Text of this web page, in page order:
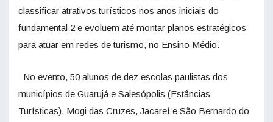
classificar atrativos turísticos nos anos iniciais do
fundamental 2 e evoluem até montar planos estratégicos
para atuar em redes de turismo, no Ensino Médio.
No evento, 50 alunos de dez escolas paulistas dos
municípios de Guarujá e Salesópolis (Estâncias
Turísticas), Mogi das Cruzes, Jacareí e São Bernardo do